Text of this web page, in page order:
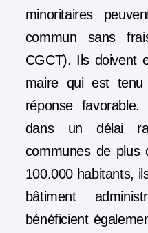
minoritaires
commun sans
CGCT). Ils doivent
maire qui est
réponse
dans un délai
communes de plus
100.000 habitants,
bâtiment
bénéficient